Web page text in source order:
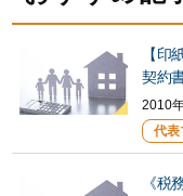
【印
契約
2010
代表
《税